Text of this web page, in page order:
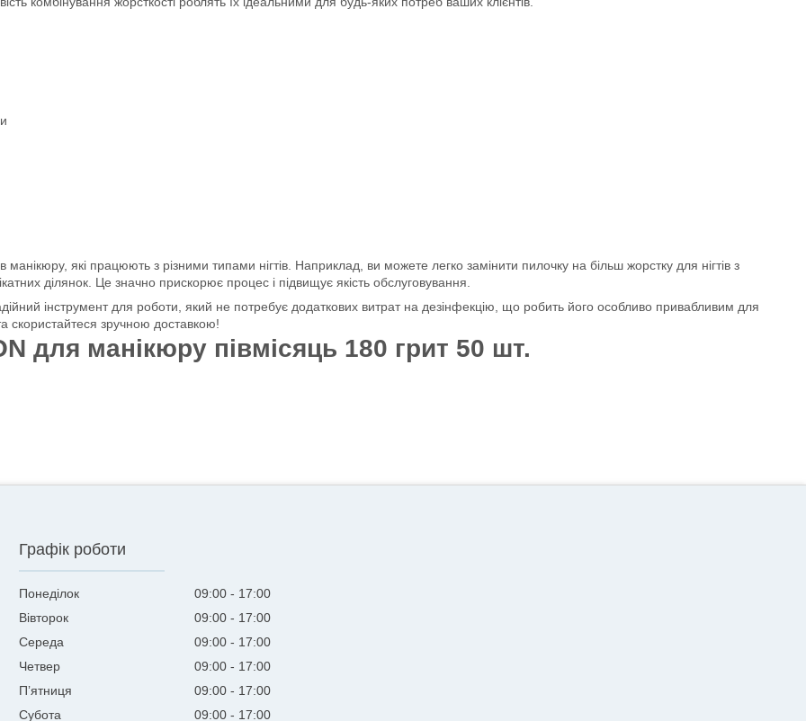
які працюють з різними типами нігтів. Наприклад, ви можете легко замінити пилочку на більш жорстку для нігтів з
ділянок. Це значно прискорює процес і підвищує якість обслуговування.
інструмент для роботи, який не потребує додаткових витрат на дезінфекцію, що робить його особливо привабливим для
скористайтеся зручною доставкою!
для манікюру півмісяць 180 грит 50 шт.
Графік роботи
Понеділок 09:00
17:00
Вівторок
09:00
17:00
Середа
09:00
17:00
Четвер
09:00
17:00
Пʼятниця
09:00
17:00
Субота
09:00 17:00